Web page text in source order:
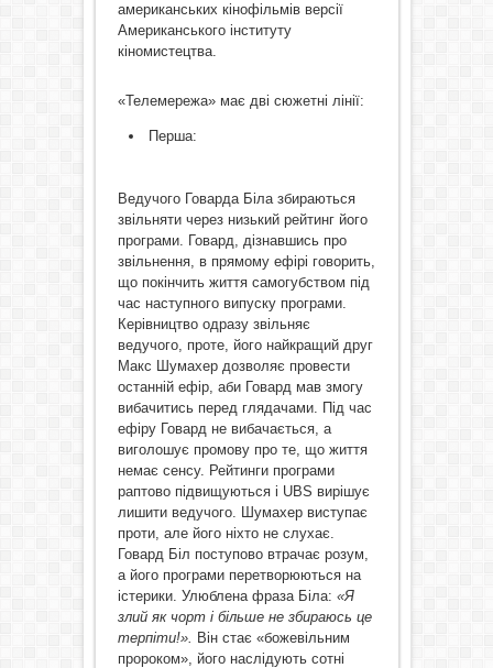
американських кінофільмів версії
Американського інституту
кіномистецтва.
«Телемережа» має дві сюжетні лінії:
Перша:
Ведучого Говарда Біла збираються
звільняти через низький рейтинг його
програми. Говард, дізнавшись про
звільнення, в прямому ефірі говорить,
що покінчить життя самогубством під
час наступного випуску програми.
Керівництво одразу звільняє
ведучого, проте, його найкращий друг
Макс Шумахер дозволяє провести
останній ефір, аби Говард мав змогу
вибачитись перед глядачами. Під час
ефіру Говард не вибачається, а
виголошує промову про те, що життя
немає сенсу. Рейтинги програми
раптово підвищуються і UBS вирішує
лишити ведучого. Шумахер виступає
проти, але його ніхто не слухає.
Говард Біл поступово втрачає розум,
а його програми перетворюються на
істерики. Улюблена фраза Біла: «Я
злий як чорт і більше не збираюсь це
терпіти!». Він стає «божевільним
пророком», його наслідують сотні